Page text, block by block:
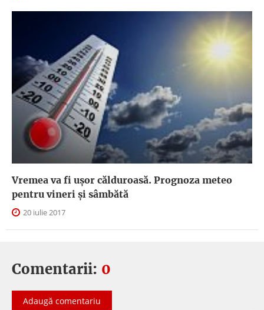
Vremea va fi uşor călduroasă. Prognoza meteo
pentru vineri şi sâmbătă
20 iulie 2017
Comentarii: 0
Adaugă comentariu